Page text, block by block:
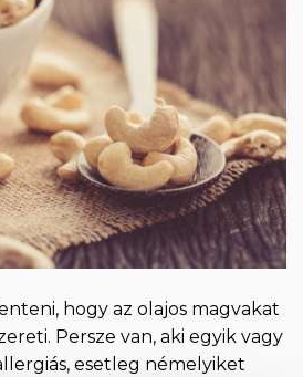
hogy az olajos magvakat
Persze van, aki egyik vagy
esetleg némelyiket